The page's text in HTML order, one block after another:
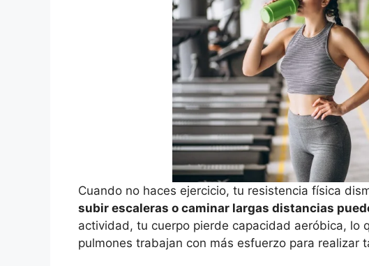
Cuando no haces ejercicio, tu resistencia física
subir escaleras o caminar largas distancias
actividad, tu cuerpo pierde capacidad aeróbica, lo
pulmones trabajan con más esfuerzo para realizar